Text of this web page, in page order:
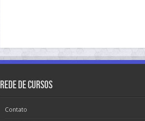
Rede de Cursos
Contato